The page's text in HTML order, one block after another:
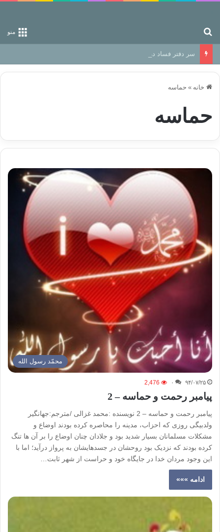
منو
سر دفتر فساد در زمین‌، دوری وکناره‌گیری از راه خداست‌!
خانه » حماسه
حماسه
محمّد رسول الله
۹۴/۰۷/۲۵ ۰ 2,476
پیامبر رحمت و حماسه – 2
پیامبر رحمت و حماسه – 2 نویسنده :محمد غزالی /مترجم:جهانگیر
ولدبیگی روزی که احزاب، مدینه را محاصره کرده بودند اوضاع و
مشکلات مسلمانان بسیار شدید بود و جلادان چنان اوضاع را بر آن ها تنگ
کرده بودند که نزدیک بود روحشان در جسدهایشان به پرواز درآید؛ اما با
این وجود مردان خدا در جایگاه خود و حراست از شهر ثابت…
ادامه »»»